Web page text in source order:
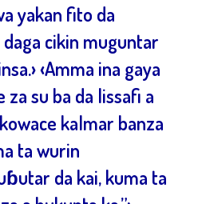
yakan fito da
cikin muguntar
‹Amma ina gaya
su ba da lissafi a
kalmar banza
ta wurin
da kai, kuma ta